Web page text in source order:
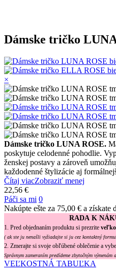
Dámske tričko
×
Dámske tričko LUNA ROSE.
poskytuje celodenné pohodlie.
ženskej postavy a zároveň
každodenné štylizácie aj
Čítaj viacZobraziť menej
22,56 €
Páči sa mi 0
Nakúpte ešte za 75,00 € a získate
RADA K
1. Pred objednaním produktu si prezrite
( ak ste ju nenašli vyžiadajte si ju cez kontaktný
2. Zmerajte si svoje obľúbené oblečenie a
Správnym zameraním predídeme zbytočným
VEĽKOSTNÁ TABUĽKA